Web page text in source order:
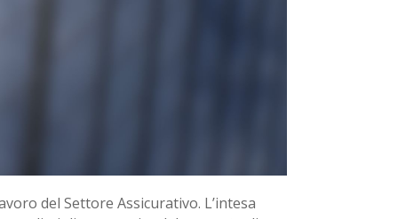
del Settore Assicurativo. L’intesa